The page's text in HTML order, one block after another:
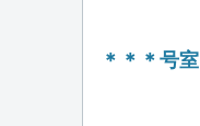
＊＊＊号室